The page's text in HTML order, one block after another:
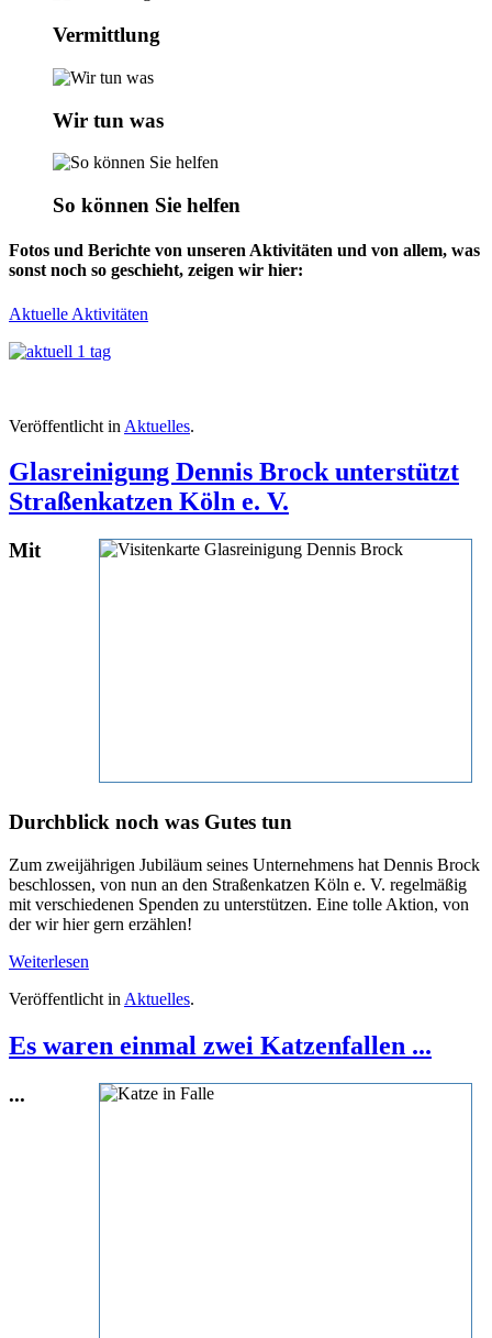
Vermittlung
Wir tun was
So können Sie helfen
Fotos und Berichte von unseren Aktivitäten und von allem, was
sonst noch so geschieht, zeigen wir hier:
Aktuelle Aktivitäten
Veröffentlicht in Aktuelles.
Glasreinigung Dennis Brock unterstützt
Straßenkatzen Köln e. V.
Mit
Durchblick noch was Gutes tun
Zum zweijährigen Jubiläum seines Unternehmens hat Dennis Brock
beschlossen, von nun an den Straßenkatzen Köln e. V. regelmäßig
mit verschiedenen Spenden zu unterstützen. Eine tolle Aktion, von
der wir hier gern erzählen!
Weiterlesen
Veröffentlicht in Aktuelles.
Es waren einmal zwei Katzenfallen ...
...